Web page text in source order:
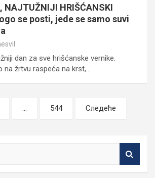
NAJTUŽNIJI HRIŠĆANSKI
se posti, jede se samo suvi
dan za sve hrišćanske vernike.
žrtvu raspeća na krst,…
544 Следеће